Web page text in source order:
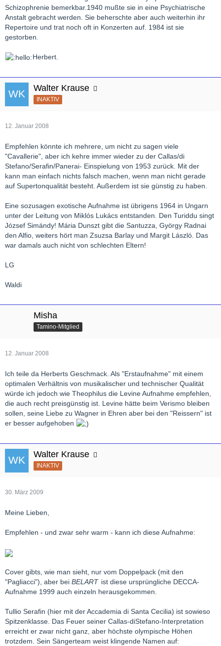
Schizophrenie bemerkbar.1940 mußte sie in eine Psychiatrische
Anstalt gebracht werden. Sie beherschte aber auch weiterhin ihr
Repertoire und trat noch oft in Konzerten auf. 1984 ist sie
gestorben.
Herbert.
Walter Krause
INAKTIV
12. Januar 2008
Empfehlen könnte ich mehrere, um nicht zu sagen viele
"Cavallerie", aber ich kehre immer wieder zu der Callas/di
Stefano/Serafin/Panerai- Einspielung von 1953 zurück. Mit der
kann man einfach nichts falsch machen, wenn man nicht gerade
auf Supertonqualität besteht. Außerdem ist sie günstig zu haben.
Eine sozusagen exotische Aufnahme ist übrigens 1964 in Ungarn
unter der Leitung von Miklós Lukács entstanden. Den Turiddu singt
József Simándy! Mária Dunszt gibt die Santuzza, György Radnai
den Alfio, weiters hört man Zsuzsa Barlay und Margit László. Das
war damals auch nicht von schlechten Eltern!
LG
Waldi
Misha
Tamino-Mitglied
12. Januar 2008
Ich teile da Herberts Geschmack. Als "Erstaufnahme" mit einem
optimalen Verhältnis von musikalischer und technischer Qualität
würde ich jedoch wie Theophilus die Levine Aufnahme empfehlen,
die auch recht preisgünstig ist. Levine hätte beim Verismo bleiben
sollen, seine Liebe zu Wagner in Ehren aber bei den "Reissern" ist
er besser aufgehoben
Walter Krause
INAKTIV
30. März 2009
Meine Lieben,
Empfehlen - und zwar sehr warm - kann ich diese Aufnahme:
Cover gibts, wie man sieht, nur vom Doppelpack (mit den
"Pagliacci"), aber bei BELART ist diese ursprüngliche DECCA-
Aufnahme 1999 auch einzeln herausgekommen.
Tullio Serafin (hier mit der Accademia di Santa Cecilia) ist sowieso
Spitzenklasse. Das Feuer seiner Callas-diStefano-Interpretation
erreicht er zwar nicht ganz, aber höchste olympische Höhen
trotzdem. Sein Sängerteam weist klingende Namen auf: